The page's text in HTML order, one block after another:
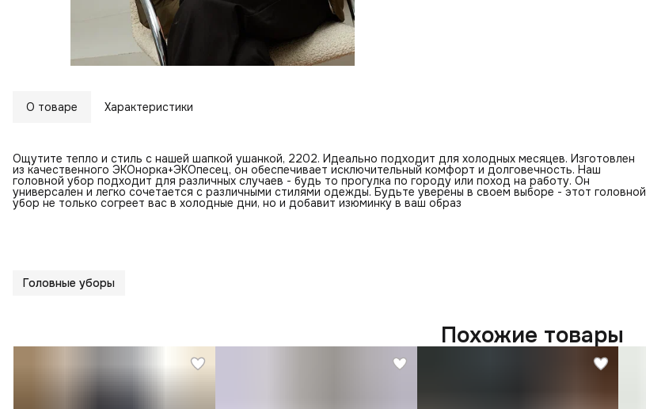
О товаре Характеристики
Ощутите тепло и стиль с нашей шапкой ушанкой, 2202. Идеально подходит для холодных месяцев. Изготовлен
из качественного ЭКОнорка+ЭКОпесец, он обеспечивает исключительный комфорт и долговечность. Наш
головной убор подходит для различных случаев - будь то прогулка по городу или поход на работу. Он
универсален и легко сочетается с различными стилями одежды. Будьте уверены в своем выборе - этот головной
убор не только согреет вас в холодные дни, но и добавит изюминку в ваш образ
Головные уборы
Похожие товары